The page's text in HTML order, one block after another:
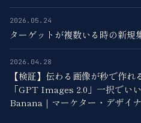
2026.05.24
ターゲットが複数いる時の新規
2026.04.28
【検証】伝わる画像が秒で作
「GPT Images 2.0」一択で
Banana｜マーケター・デザイ